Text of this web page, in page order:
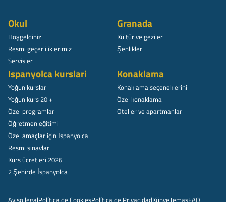
Okul
Hoşgeldiniz
Resmi geçerliliklerimiz
Servisler
Granada
Kültür ve geziler
Șenlikler
Ispanyolca kurslari
Yoğun kurslar
Yoğun kurs 20 +
Özel programlar
Öğretmen eğitimi
Özel amaçlar için İspanyolca
Resmi sınavlar
Kurs ücretleri 2026
2 Şehirde İspanyolca
Konaklama
Konaklama seçeneklerini
Özel konaklama
Oteller ve apartmanlar
Aviso legalPolítica de CookiesPolítica de PrivacidadKünyeTemasFAQ